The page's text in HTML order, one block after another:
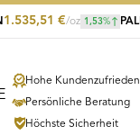
1.535,51 €/oz 1,53%
Hohe
Persönliche Beratung
Höchste Sicherheit